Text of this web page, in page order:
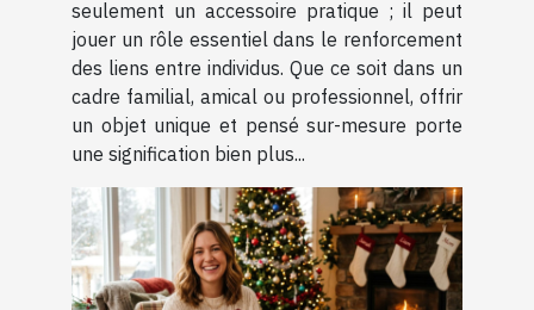
seulement un accessoire pratique ; il peut
jouer un rôle essentiel dans le renforcement
des liens entre individus. Que ce soit dans un
cadre familial, amical ou professionnel, offrir
un objet unique et pensé sur-mesure porte
une signification bien plus...